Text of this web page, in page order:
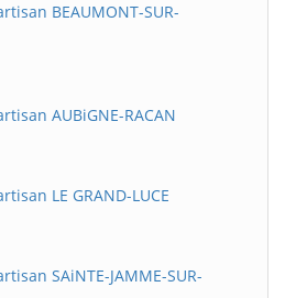
BEAUMONT-SUR-
AUBiGNE-RACAN
LE GRAND-LUCE
SAiNTE-JAMME-SUR-